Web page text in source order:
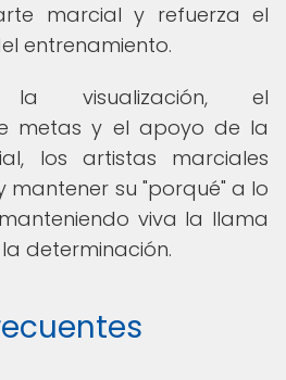
marcial y refuerza el
entrenamiento.
visualización, el
metas y el apoyo de la
los artistas marciales
mantener su "porqué" a lo
viva la llama
determinación.